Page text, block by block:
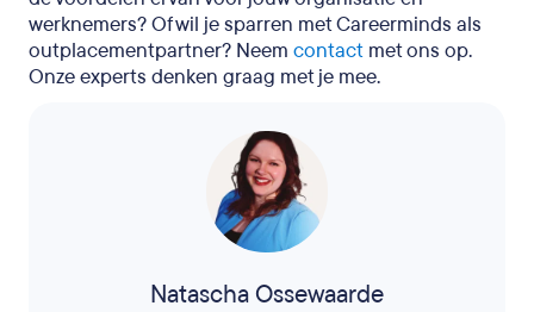
werknemers? Of wil je sparren met Careerminds als
outplacementpartner? Neem contact met ons op.
Onze experts denken graag met je mee.
Natascha Ossewaarde